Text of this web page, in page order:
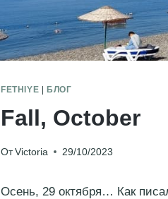
FETHIYE БЛОГ
Fall, October
От Victoria 29/10/2023
Осень, 29 октября… Как